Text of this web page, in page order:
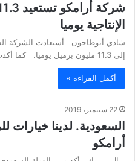
الإنتاجية يوميا
شادي أبوطاحون أستعادت الشركة
إلى 11.3 مليون برميل يوميا. كما أكدت مصادر أن…
أكمل القراءة »
22 سبتمبر، 2019
السعودية. لدينا
أرامكو